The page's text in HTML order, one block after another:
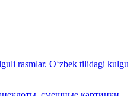
rasmlar. O‘zbek tilidagi kulgu